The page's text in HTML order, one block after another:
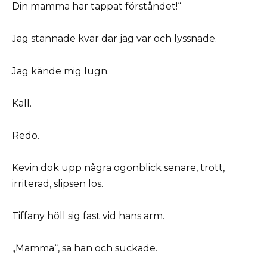
Din mamma har tappat förståndet!“
Jag stannade kvar där jag var och lyssnade.
Jag kände mig lugn.
Kall.
Redo.
Kevin dök upp några ögonblick senare, trött,
irriterad, slipsen lös.
Tiffany höll sig fast vid hans arm.
„Mamma“, sa han och suckade.